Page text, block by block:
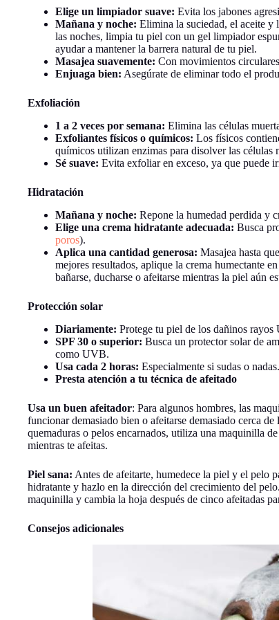
Elige un limpiador suave: Evita los jabones
Mañana y noche: Elimina la suciedad, el aceite y
las noches, limpia tu piel con un gel limpiador
ayudar a mantener la barrera natural de tu piel.
Masajea suavemente: Con movimientos
Enjuaga bien: Asegúrate de eliminar todo el
Exfoliación
1 a 2 veces por semana: Elimina las células
Exfoliantes físicos o químicos: Los físicos
químicos utilizan enzimas para disolver las células
Sé suave: Evita exfoliar en exceso, ya que puede
Hidratación
Mañana y noche: Repone la humedad perdida y
Elige una crema hidratante adecuada: Busca
poros).
Aplica una cantidad generosa: Masajea hasta
mejores resultados, aplique la crema humectante
bañarse, ducharse o afeitarse mientras la piel aún
Protección solar
Diariamente: Protege tu piel de los dañinos rayos
SPF 30 o superior: Busca un protector solar de
como UVB.
Usa cada 2 horas: Especialmente si sudas o nadas.
Presta atención a tu técnica de afeitado
Usa un buen afeitador: Para algunos hombres, las
funcionar demasiado bien o afeitarse demasiado cerca
quemaduras o pelos encarnados, utiliza una maquinilla
mientras te afeitas.
Piel sana: Antes de afeitarte, humedece la piel y el pelo
hidratante y hazlo en la dirección del crecimiento del
maquinilla y cambia la hoja después de cinco afeitadas
Consejos adicionales